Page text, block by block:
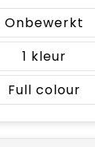
Onbewerkt
1
Full colour